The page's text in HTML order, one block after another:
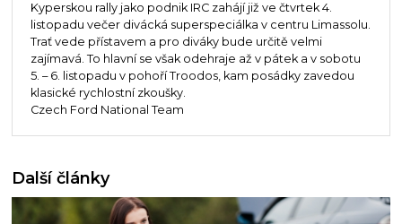
Kyperskou rally jako podnik IRC zahájí již ve čtvrtek 4.
listopadu večer divácká superspeciálka v centru Limassolu.
Trať vede přístavem a pro diváky bude určitě velmi
zajímavá. To hlavní se však odehraje až v pátek a v sobotu
5. – 6. listopadu v pohoří Troodos, kam posádky zavedou
klasické rychlostní zkoušky.
Czech Ford National Team
Další články